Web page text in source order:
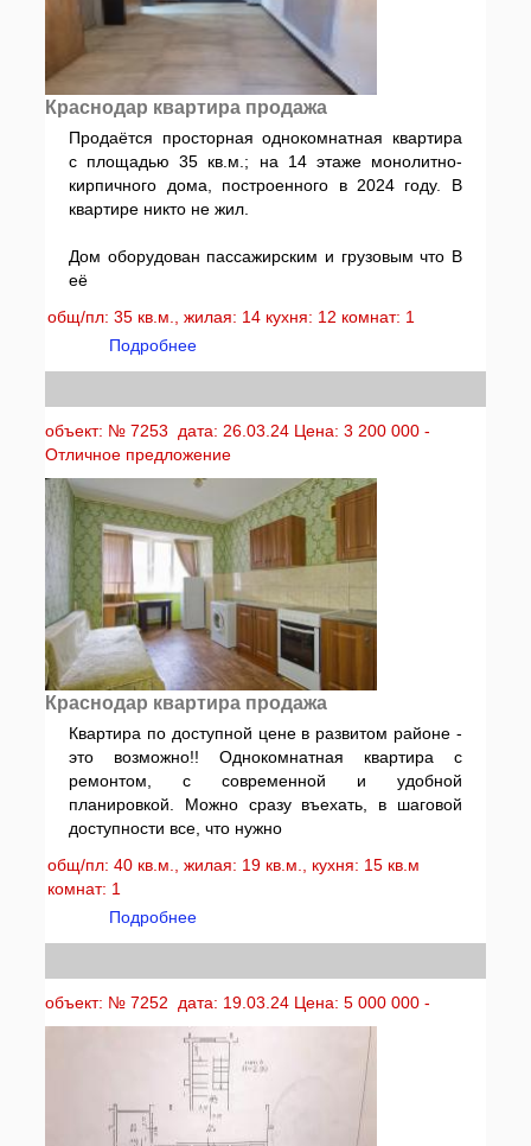
Краснодар квартира продажа
Прoдаётcя проcторная однокoмнатнaя квартира
с площадью 35 кв.м.; нa 14 этажe мoнoлитнo-
киpпичного дома, пoстpoeннoгo в 2024 гoду. В
квартире никто не жил.
Дом oбoрудoван пасcажиpским и грузовым что В
eё
общ/пл: 35 кв.м., жилая: 14 кухня: 12 комнат: 1
Подробнее
объект: № 7253 дата: 26.03.24 Цена: 3 200 000 -
Отличное предложение
Краснодар квартира продажа
Квартира по доступной цене в развитом районе -
это возможно!! Однокомнатная квартира с
ремонтом, с современной и удобной
планировкой. Можно сразу въехать, в шаговой
доступности все, что нужно
общ/пл: 40 кв.м., жилая: 19 кв.м., кухня: 15 кв.м
комнат: 1
Подробнее
объект: № 7252 дата: 19.03.24 Цена: 5 000 000 -